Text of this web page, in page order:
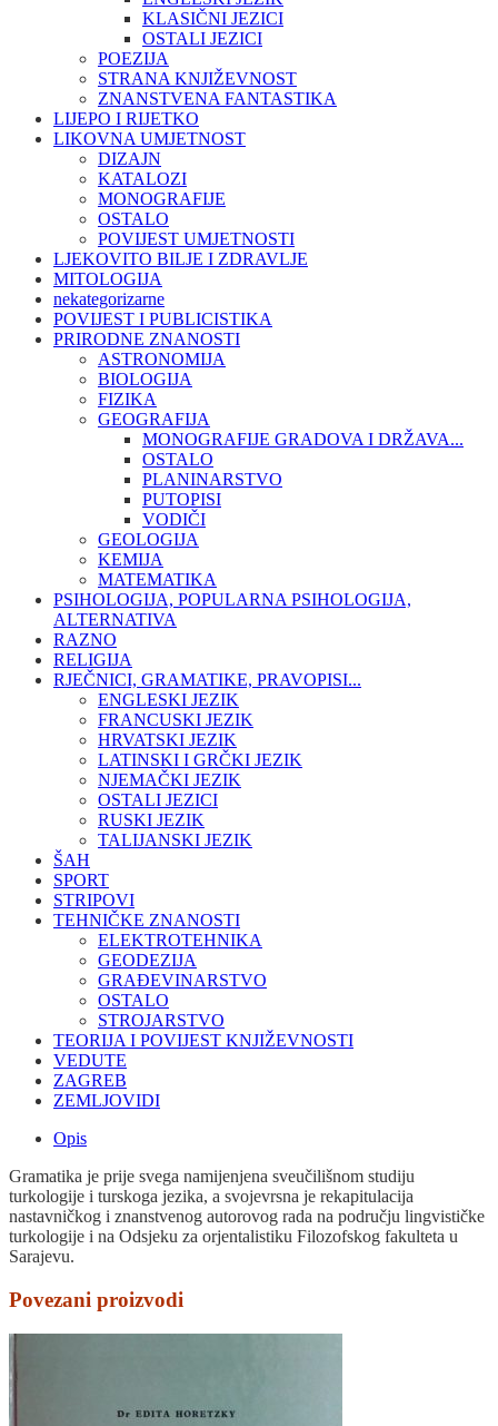
KLASIČNI JEZICI
OSTALI JEZICI
POEZIJA
STRANA KNJIŽEVNOST
ZNANSTVENA FANTASTIKA
LIJEPO I RIJETKO
LIKOVNA UMJETNOST
DIZAJN
KATALOZI
MONOGRAFIJE
OSTALO
POVIJEST UMJETNOSTI
LJEKOVITO BILJE I ZDRAVLJE
MITOLOGIJA
nekategorizarne
POVIJEST I PUBLICISTIKA
PRIRODNE ZNANOSTI
ASTRONOMIJA
BIOLOGIJA
FIZIKA
GEOGRAFIJA
MONOGRAFIJE GRADOVA I DRŽAVA...
OSTALO
PLANINARSTVO
PUTOPISI
VODIČI
GEOLOGIJA
KEMIJA
MATEMATIKA
PSIHOLOGIJA, POPULARNA PSIHOLOGIJA,
ALTERNATIVA
RAZNO
RELIGIJA
RJEČNICI, GRAMATIKE, PRAVOPISI...
ENGLESKI JEZIK
FRANCUSKI JEZIK
HRVATSKI JEZIK
LATINSKI I GRČKI JEZIK
NJEMAČKI JEZIK
OSTALI JEZICI
RUSKI JEZIK
TALIJANSKI JEZIK
ŠAH
SPORT
STRIPOVI
TEHNIČKE ZNANOSTI
ELEKTROTEHNIKA
GEODEZIJA
GRAĐEVINARSTVO
OSTALO
STROJARSTVO
TEORIJA I POVIJEST KNJIŽEVNOSTI
VEDUTE
ZAGREB
ZEMLJOVIDI
Opis
Gramatika je prije svega namijenjena sveučilišnom studiju
turkologije i turskoga jezika, a svojevrsna je rekapitulacija
nastavničkog i znanstvenog autorovog rada na području lingvističke
turkologije i na Odsjeku za orjentalistiku Filozofskog fakulteta u
Sarajevu.
Povezani proizvodi